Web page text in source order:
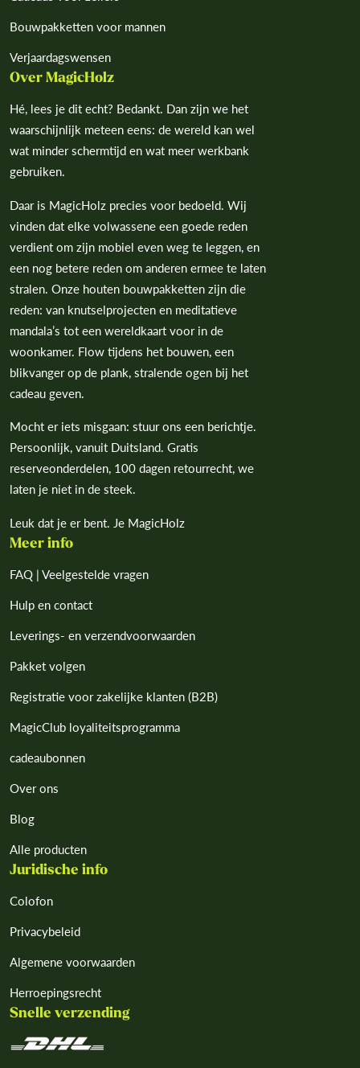
Bouwpakketten voor mannen
Verjaardagswensen
Over MagicHolz
Hé, lees je dit echt? Bedankt. Dan zijn we het
waarschijnlijk meteen eens: de wereld kan wel
wat minder schermtijd en wat meer werkbank
gebruiken.
Daar is MagicHolz precies voor bedoeld. Wij
vinden dat elke volwassene een goede reden
verdient om zijn mobiel even weg te leggen, en
een nog betere reden om anderen ermee te laten
stralen. Onze houten bouwpakketten zijn die
reden: van knutselprojecten en meditatieve
mandala’s tot een wereldkaart voor in de
woonkamer. Flow tijdens het bouwen, een
blikvanger op de plank, stralende ogen bij het
cadeau geven.
Mocht er iets misgaan: stuur ons een berichtje.
Persoonlijk, vanuit Duitsland. Gratis
reserveonderdelen, 100 dagen retourrecht, we
laten je niet in de steek.
Leuk dat je er bent. Je MagicHolz
Meer info
FAQ | Veelgestelde vragen
Hulp en contact
Leverings- en verzendvoorwaarden
Pakket volgen
Registratie voor zakelijke klanten (B2B)
MagicClub loyaliteitsprogramma
cadeaubonnen
Over ons
Blog
Alle producten
Juridische info
Colofon
Privacybeleid
Algemene voorwaarden
Herroepingsrecht
Snelle verzending